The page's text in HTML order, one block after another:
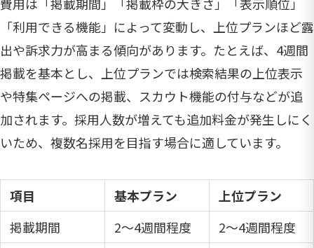
「利用できる機能」によって変動し、上位プランほど露
出や訴求力が高まる傾向があります。たとえば、4週間
掲載を基本とし、上位プランでは検索結果の上位表示
や特集ページへの掲載、スカウト機能の付与などが追
加されます。採用人数が増えても追加料金が発生しにく
いため、複数名採用を目指す場合に適しています。
項目 基本プラン
上位プラン
掲載期間
2〜4週間程度
2〜4週間程度